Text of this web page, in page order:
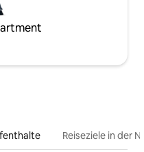
Reiseziele in der